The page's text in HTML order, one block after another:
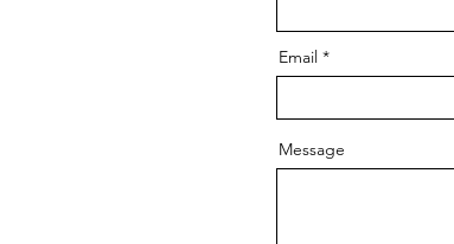
Email
Message